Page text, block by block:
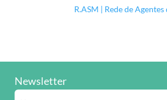
R.ASM | Rede de
Newsletter